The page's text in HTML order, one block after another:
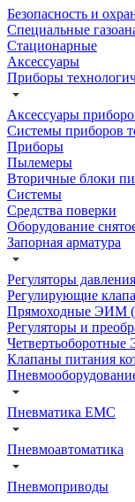
Безопасность и
Специальные
Стационарные
Аксессуары
Приборы
Аксессуары
Системы приборов
Приборы
Пылемеры
Вторичные блоки
Системы
Средства поверки
Оборудование
Запорная арматура
Регуляторы давления
Регулирующие
Прямоходные ЭИМ
Регуляторы и
Клапаны питания
Пневматика EMC
Пневмоавтоматика
Пневмоприводы